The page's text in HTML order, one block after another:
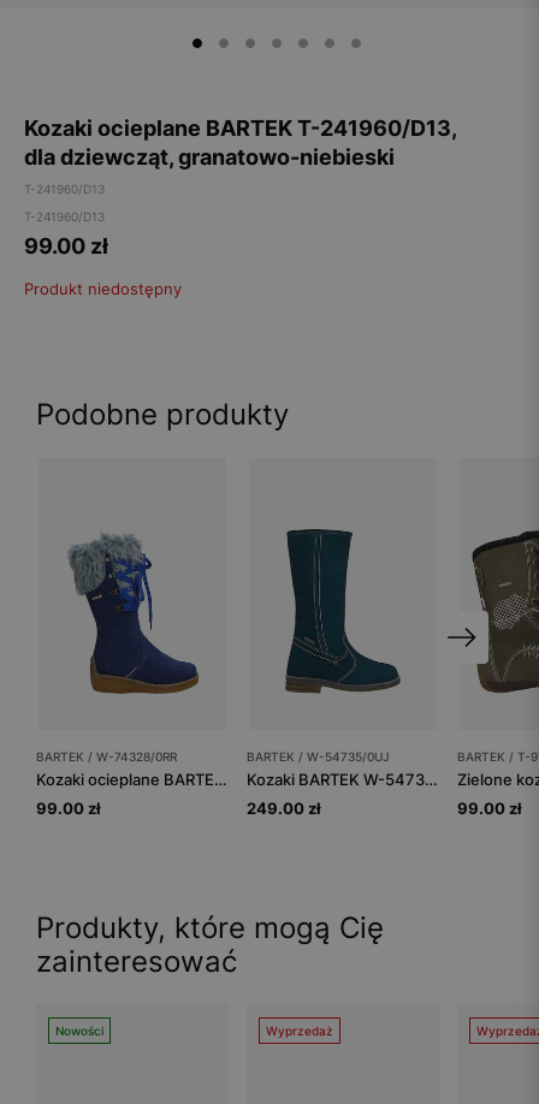
Kozaki ocieplane BARTEK T-241960/D13,
dla dziewcząt, granatowo-niebieski
T-241960/D13
T-241960/D13
99.00 zł
Produkt niedostępny
Podobne produkty
BARTEK / W-74328/0RR
Kozaki ocieplane BARTEK W-74328/0RR, dla dziewcząt, niebieski
99.00 zł
BARTEK / W-54735/0UJ
Kozaki BARTEK W-54735/0UJ w morskim odcieniu z kożuchem
249.00 zł
BARTEK / T-
99.00 zł
Produkty, które mogą Cię
zainteresować
Nowości Wyprzedaż